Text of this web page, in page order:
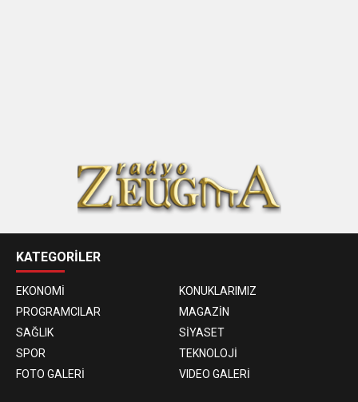
KATEGORİLER
EKONOMİ
KONUKLARIMIZ
PROGRAMCILAR
MAGAZİN
SAĞLIK
SİYASET
SPOR
TEKNOLOJİ
FOTO GALERİ
VIDEO GALERİ